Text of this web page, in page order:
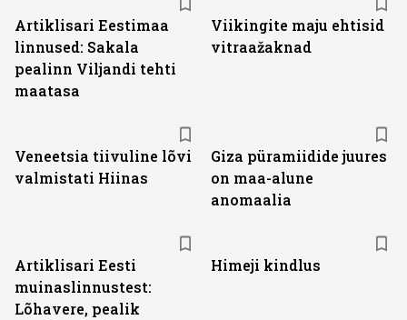
Artiklisari Eestimaa
linnused: Sakala
pealinn Viljandi tehti
maatasa
Viikingite maju ehtisid
vitraažaknad
Veneetsia tiivuline lõvi
valmistati Hiinas
Giza püramiidide juures
on maa-alune
anomaalia
Artiklisari Eesti
muinaslinnustest:
Lõhavere, pealik
Himeji kindlus